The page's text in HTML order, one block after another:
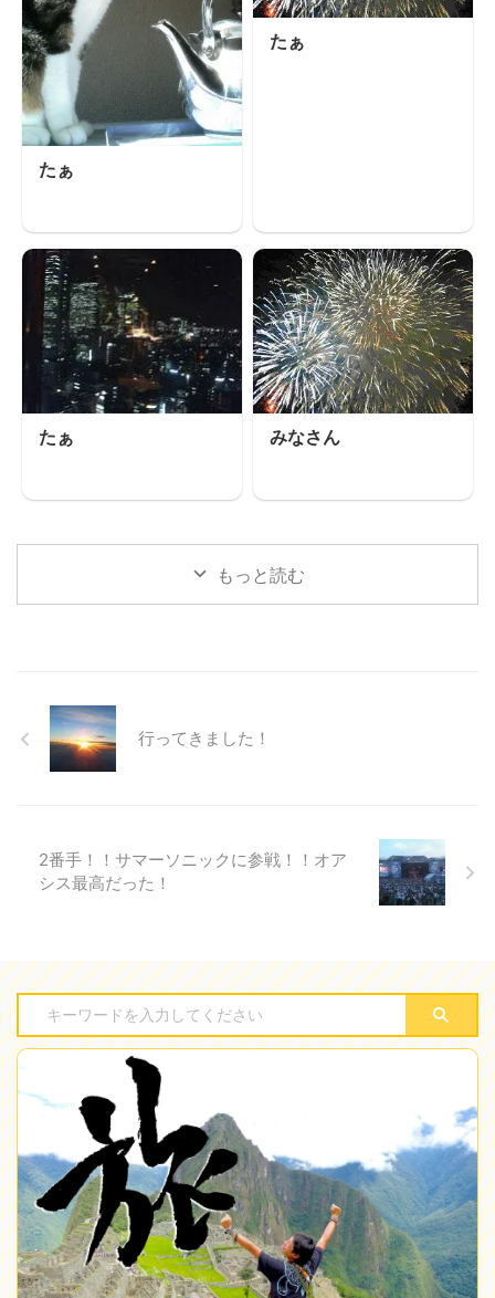
たぁ
たぁ
たぁ みなさん
もっと読む
行ってきました！
2番手！！サマーソニックに参戦！！オア
シス最高だった！